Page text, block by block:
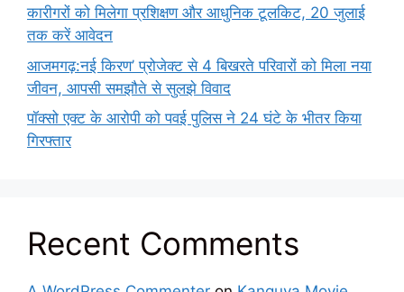
कारीगरों को मिलेगा प्रशिक्षण और आधुनिक टूलकिट, 20 जुलाई
तक करें आवेदन
आजमगढ़:नई किरण’ प्रोजेक्ट से 4 बिखरते परिवारों को मिला नया
जीवन, आपसी समझौते से सुलझे विवाद
पॉक्सो एक्ट के आरोपी को पवई पुलिस ने 24 घंटे के भीतर किया
गिरफ्तार
Recent Comments